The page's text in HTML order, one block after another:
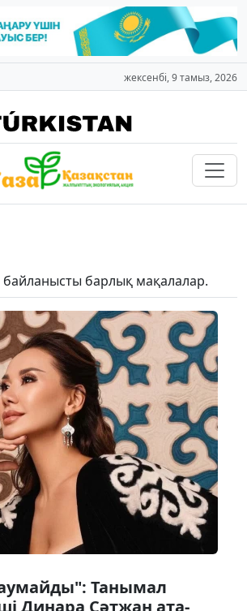
жексенбі, 9 тамыз, 2026
байланысты барлық мақалалар.
аумайды": Танымал